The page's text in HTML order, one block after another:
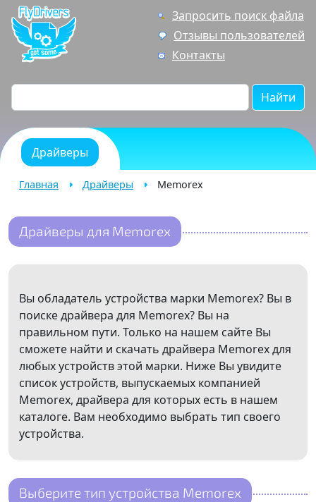
Запросить поиск файла
Отзывы пользователей
Контакты
Найти
Драйверы
Главная Драйверы Memorex
Драйверы для Memorex
Вы обладатель устройства марки Memorex? Вы в
поиске драйвера для Memorex? Вы на
правильном пути. Только на нашем сайте Вы
сможете найти и скачать драйвера Memorex для
любых устройств этой марки. Ниже Вы увидите
список устройств, выпускаемых компанией
Memorex, драйвера для которых есть в нашем
каталоге. Вам необходимо выбрать тип своего
устройства.
Выберите тип устройства Memorex